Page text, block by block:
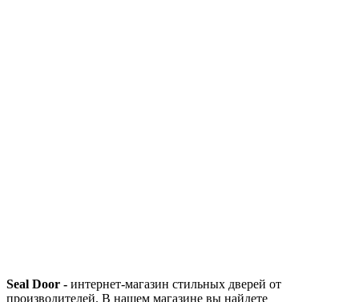
Seal Door - интернет-магазин стильных дверей от
производителей. В нашем магазине вы найдете